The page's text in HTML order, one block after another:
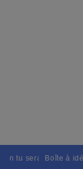
tu seras, Pour
Boîte à